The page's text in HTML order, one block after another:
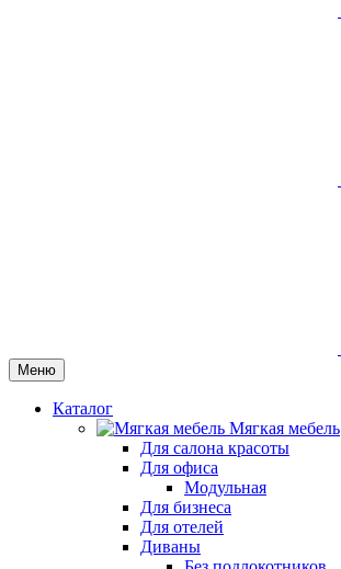
Меню
Каталог
Мягкая мебель
Для салона красоты
Для офиса
Модульная
Для бизнеса
Для отелей
Диваны